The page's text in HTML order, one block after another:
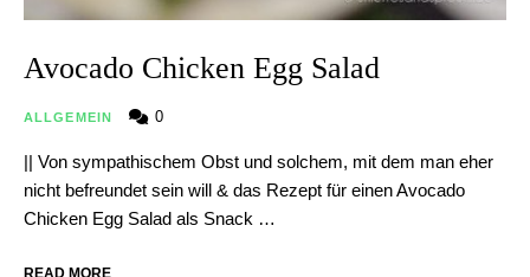
Avocado Chicken Egg Salad
ALLGEMEIN 0
|| Von sympathischem Obst und solchem, mit dem man eher
nicht befreundet sein will & das Rezept für einen Avocado
Chicken Egg Salad als Snack …
READ MORE